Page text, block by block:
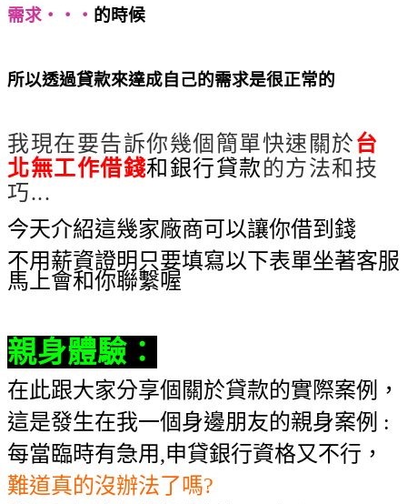
需求‧‧‧ 的時候
所以透過貸款來達成自己的需求是很正常的
我現在要告訴你幾個簡單快速關於台
北無工作借錢和銀行貸款的方法和技
巧...
今天介紹這幾家廠商可以讓你借到錢
不用薪資證明只要填寫以下表單坐著客服
馬上會和你聯繫喔
親身體驗 ：
在此跟大家分享個關於貸款的實際案例，
這是發生在我一個身邊朋友的親身案例 :
每當臨時有急用,申貸銀行資格又不行，
難道真的沒辦法了嗎?